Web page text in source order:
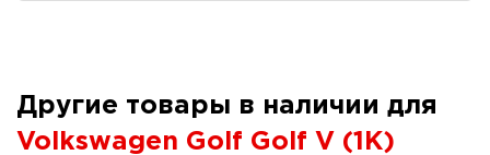
Другие товары в наличии для
Volkswagen Golf Golf V (1K)